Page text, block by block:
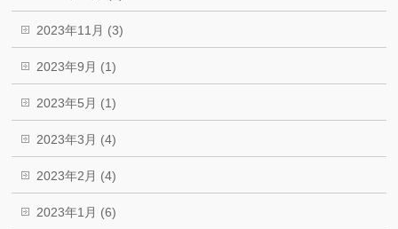
2023年11月 (3)
2023年9月 (1)
2023年5月 (1)
2023年3月 (4)
2023年2月 (4)
2023年1月 (6)